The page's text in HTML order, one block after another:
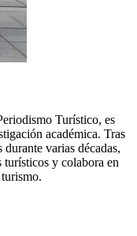
Turístico, es
académica. Tras
varias décadas,
turísticos y colabora en